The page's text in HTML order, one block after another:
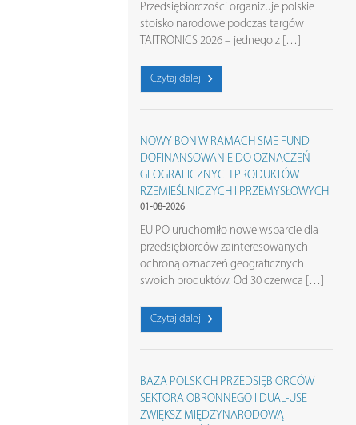
Przedsiębiorczości organizuje polskie
stoisko narodowe podczas targów
TAITRONICS 2026 – jednego z […]
Czytaj dalej
NOWY BON W RAMACH SME FUND –
DOFINANSOWANIE DO OZNACZEŃ
GEOGRAFICZNYCH PRODUKTÓW
RZEMIEŚLNICZYCH I PRZEMYSŁOWYCH
01-08-2026
EUIPO uruchomiło nowe wsparcie dla
przedsiębiorców zainteresowanych
ochroną oznaczeń geograficznych
swoich produktów. Od 30 czerwca […]
Czytaj dalej
BAZA POLSKICH PRZEDSIĘBIORCÓW
SEKTORA OBRONNEGO I DUAL-USE –
ZWIĘKSZ MIĘDZYNARODOWĄ